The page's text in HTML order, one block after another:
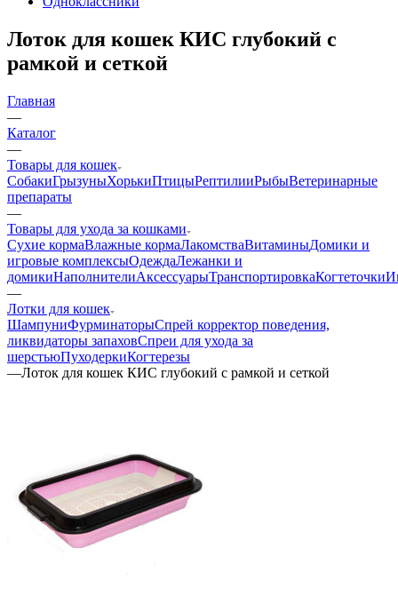
Лоток для кошек КИС глубокий с
рамкой и сеткой
Главная
—
Каталог
—
Товары для кошек
СобакиГрызуныХорькиПтицыРептилииРыбыВетеринарные
препараты
—
Товары для ухода за кошками
Сухие кормаВлажные кормаЛакомстваВитаминыДомики и
игровые комплексыОдеждаЛежанки и
домикиНаполнителиАксессуарыТранспортировкаКогтеточки
—
Лотки для кошек
ШампуниФурминаторыСпрей корректор поведения,
ликвидаторы запаховСпреи для ухода за
шерстьюПуходеркиКогтерезы
—Лоток для кошек КИС глубокий с рамкой и сеткой